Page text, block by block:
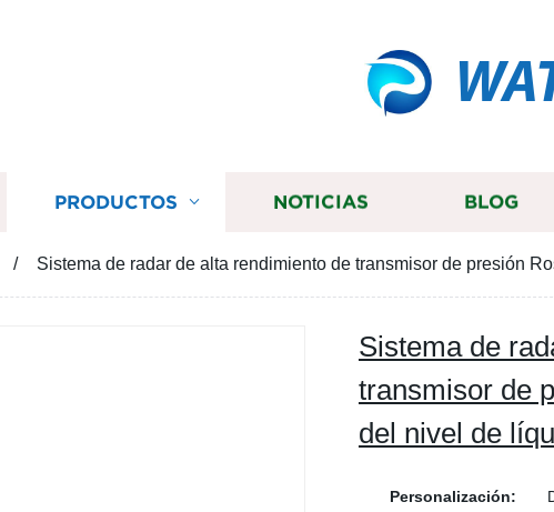
PRODUCTOS NOTICIAS BLOG
Sistema de radar de alta rendimiento de transmisor de presión
Sistema de
transmisor de
del nivel de
Personalización: